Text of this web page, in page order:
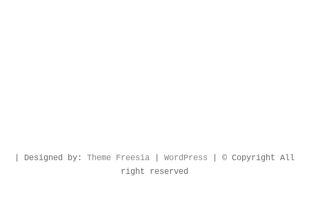
| Designed by: Theme Freesia| WordPress | © Copyright All
right reserved